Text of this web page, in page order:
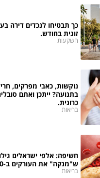
כך תבטיחו לנכדים דירה
זוגית בחודש.
השקעות
נוקשות, כאבי מפרקים,
בתנועה? ייתכן ואתם
כרונית.
בריאות
חשיפה: אלפי ישראלים
ש"מנקה" את העורקים ב-10 שניות ביום
בריאות